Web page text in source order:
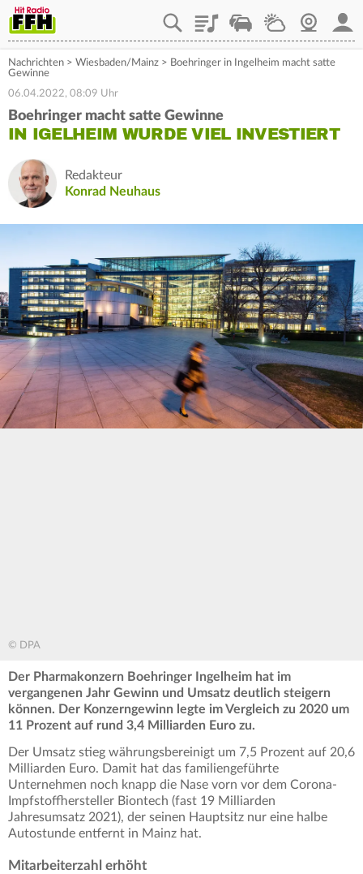
PlaylistStaupilotWetterWebcam
Nachrichten > Wiesbaden/Mainz > Boehringer in Ingelheim macht satte
Gewinne
06.04.2022, 08:09 Uhr
Boehringer macht satte Gewinne
IN IGELHEIM WURDE VIEL INVESTIERT
Redakteur
Konrad Neuhaus
© DPA
Der Pharmakonzern Boehringer Ingelheim hat im
vergangenen Jahr Gewinn und Umsatz deutlich steigern
können. Der Konzerngewinn legte im Vergleich zu 2020 um
11 Prozent auf rund 3,4 Milliarden Euro zu.
Der Umsatz stieg währungsbereinigt um 7,5 Prozent auf 20,6
Milliarden Euro. Damit hat das familiengeführte
Unternehmen noch knapp die Nase vorn vor dem Corona-
Impfstoffhersteller Biontech (fast 19 Milliarden
Jahresumsatz 2021), der seinen Hauptsitz nur eine halbe
Autostunde entfernt in Mainz hat.
Mitarbeiterzahl erhöht